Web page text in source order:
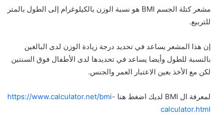
مشعر كتلة الجسم BMI هو نسبة الوزن بالكيلوغرام إلى الطول بالمتر
للتربيع.
إن هذا المشعر يساعد في تحديد درجة زيادة الوزن لدى البالغين
بالنسبة للطول وأيضا يساعد في تحديدها لدى الأطفال فوق السنتين
لكن مع الأخذ بعين الاعتبار العمر والجنس.
لمعرفة ال BMI لديك اضغط هنا
https://www.calculator.net/bmi-
calculator.html